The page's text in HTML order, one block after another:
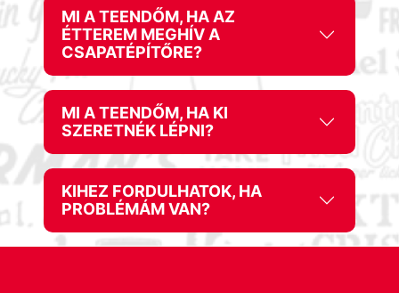
MI A TEENDŐM, HA AZ
ÉTTEREM MEGHÍV A
CSAPATÉPÍTŐRE?
MI A TEENDŐM, HA KI
SZERETNÉK LÉPNI?
KIHEZ FORDULHATOK, HA
PROBLÉMÁM VAN?